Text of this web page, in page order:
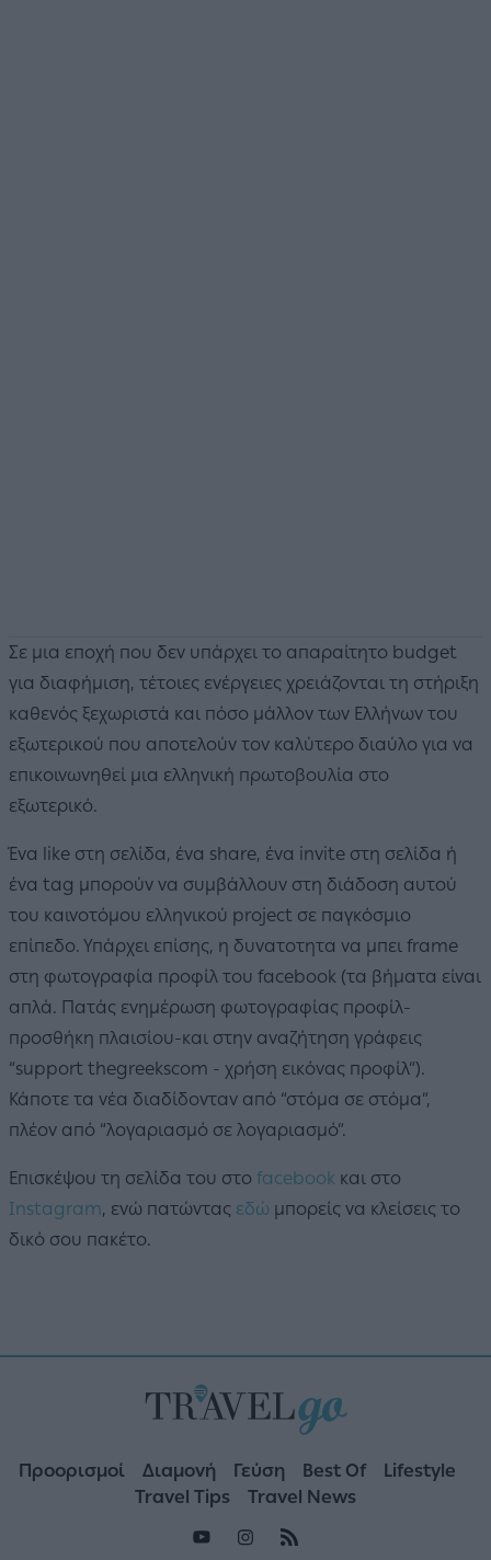
Σε μια εποχή που δεν υπάρχει το απαραίτητο budget
για διαφήμιση, τέτοιες ενέργειες χρειάζονται τη στήριξη
καθενός ξεχωριστά και πόσο μάλλον των Ελλήνων του
εξωτερικού που αποτελούν τον καλύτερο διαύλο για να
επικοινωνηθεί μια ελληνική πρωτοβουλία στο
εξωτερικό.
Ένα like στη σελίδα, ένα share, ένα invite στη σελίδα ή
ένα tag μπορούν να συμβάλλουν στη διάδοση αυτού
του καινοτόμου ελληνικού project σε παγκόσμιο
επίπεδο. Υπάρχει επίσης, η δυνατοτητα να μπει frame
στη φωτογραφία προφίλ του facebook (τα βήματα είναι
απλά. Πατάς ενημέρωση φωτογραφίας προφίλ-
προσθήκη πλαισίου-και στην αναζήτηση γράφεις
“support thegreekscom - χρήση εικόνας προφίλ”).
Κάποτε τα νέα διαδίδονταν από “στόμα σε στόμα”,
πλέον από “λογαριασμό σε λογαριασμό”.
Επισκέψου τη σελίδα του στο facebook και στο
Instagram, ενώ πατώντας εδώ μπορείς να κλείσεις το
δικό σου πακέτο.
Προορισμοί Διαμονή Γεύση Best Of
Lifestyle
Travel Tips
Travel News